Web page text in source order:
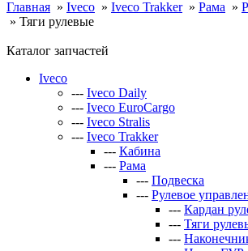
Главная » Iveco » Iveco Trakker » Рама »
» Тяги рулевые
Каталог запчастей
Iveco
--- Iveco Daily
--- Iveco EuroCargo
--- Iveco Stralis
--- Iveco Trakker
--- Кабина
--- Рама
--- Подвеска
--- Рулевое
--- Кардан
--- Тяги
---